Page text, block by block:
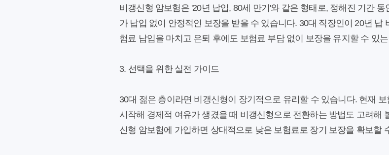
비갱신형 암보험은 '20년 납입, 80세 만기'와 같은 형태로, 정해진 기간
가 납입 없이 안정적인 보장을 받을 수 있습니다. 30대 직장인이 20년 납
험료 납입을 마치고 은퇴 후에도 보험료 부담 없이 보장을 유지할 수 있
3. 선택을 위한 실전 가이드
30대 젊은 층이라면 비갱신형이 장기적으로 유리할 수 있습니다. 현재
시작해 경제적 여유가 생겼을 때 비갱신형으로 전환하는 방법도 고려해
신형 암보험에 가입하면 상대적으로 낮은 보험료로 장기 보장을 확보할